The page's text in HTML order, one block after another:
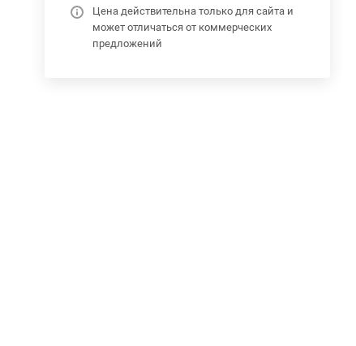
Цена действительна только для сайта и
может отличаться от коммерческих
предложений